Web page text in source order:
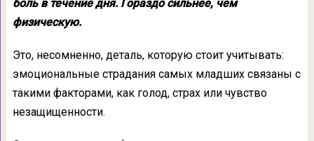
боль в течение дня. Гораздо сильнее, чем
физическую.
Это, несомненно, деталь, которую стоит учитывать:
эмоциональные страдания самых младших связаны с
такими факторами, как голод, страх или чувство
незащищенности.